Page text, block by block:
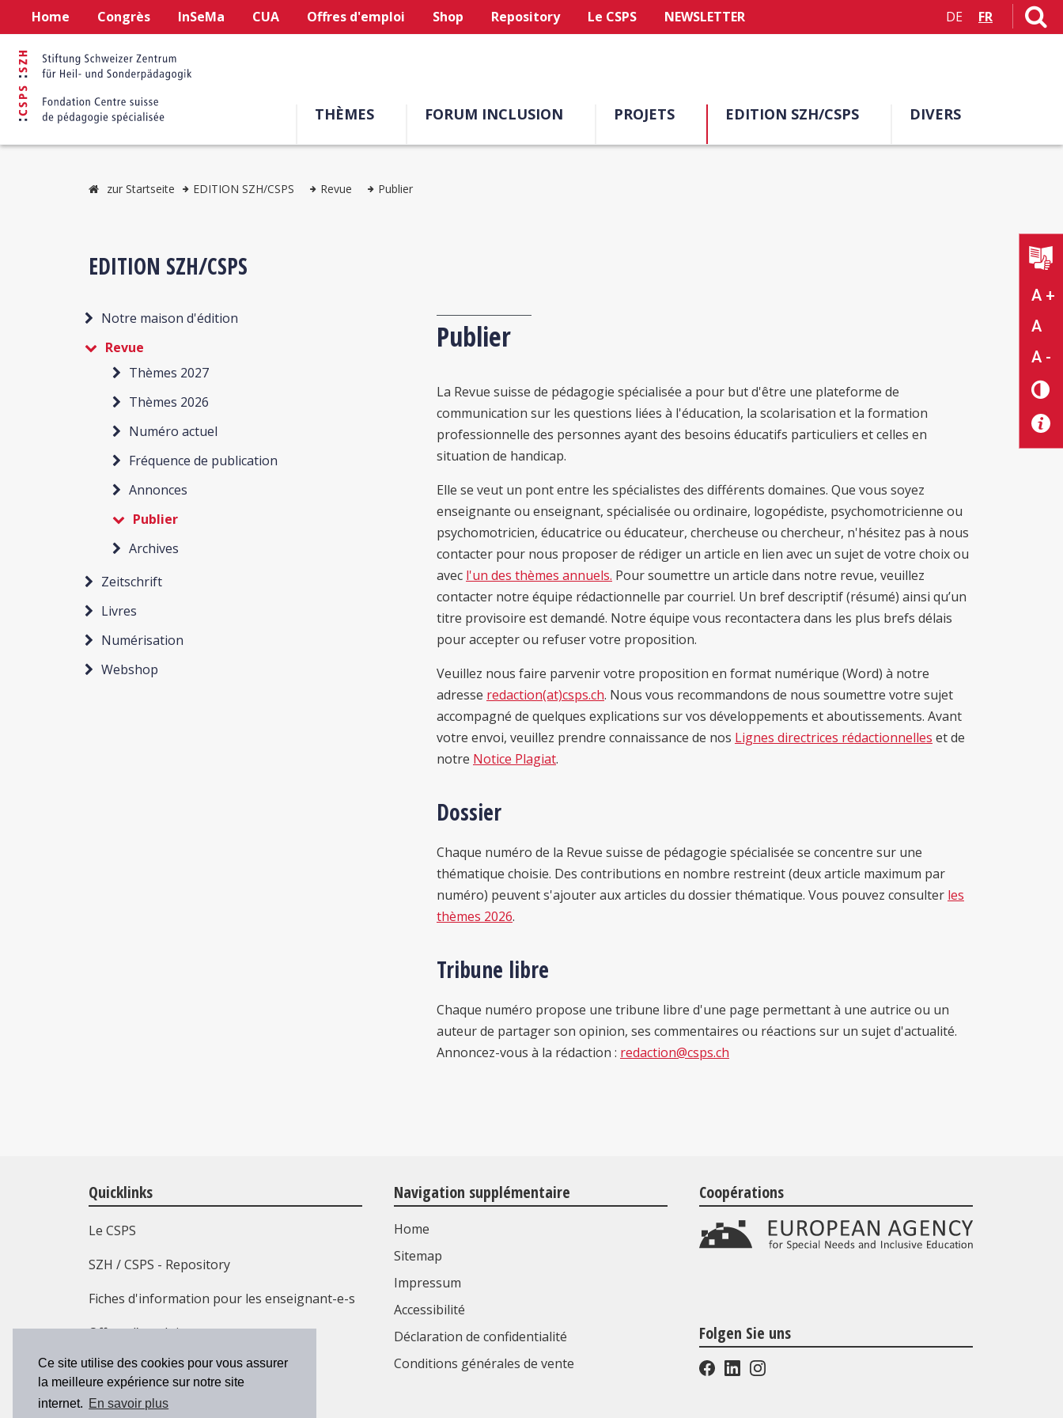
Ce site utilise des cookies pour vous assurer
la meilleure expérience sur notre site
internet. En savoir plus
Home Congrès InSeMa CUA Offres d'emploi Shop Repository Le CSPS NEWSLETTER DE FR
THÈMES FORUM INCLUSION PROJETS EDITION SZH/CSPS DIVERS
A +
A
A -
zur Startseite EDITION SZH/CSPS Revue Publier
EDITION SZH/CSPS
Notre maison d'édition
Revue
Thèmes 2027
Thèmes 2026
Numéro actuel
Fréquence de publication
Annonces
Publier
Archives
Zeitschrift
Livres
Numérisation
Webshop
Publier
La Revue suisse de pédagogie spécialisée a pour but d'être une plateforme de
communication sur les questions liées à l'éducation, la scolarisation et la formation
professionnelle des personnes ayant des besoins éducatifs particuliers et celles en
situation de handicap.
Elle se veut un pont entre les spécialistes des différents domaines. Que vous soyez
enseignante ou enseignant, spécialisée ou ordinaire, logopédiste, psychomotricienne ou
psychomotricien, éducatrice ou éducateur, chercheuse ou chercheur, n'hésitez pas à nous
contacter pour nous proposer de rédiger un article en lien avec un sujet de votre choix ou
avec l'un des thèmes annuels. Pour soumettre un article dans notre revue, veuillez
contacter notre équipe rédactionnelle par courriel. Un bref descriptif (résumé) ainsi qu’un
titre provisoire est demandé. Notre équipe vous recontactera dans les plus brefs délais
pour accepter ou refuser votre proposition.
Veuillez nous faire parvenir votre proposition en format numérique (Word) à notre
adresse redaction(at)csps.ch. Nous vous recommandons de nous soumettre votre sujet
accompagné de quelques explications sur vos développements et aboutissements. Avant
votre envoi, veuillez prendre connaissance de nos Lignes directrices rédactionnelles et de
notre Notice Plagiat.
Dossier
Chaque numéro de la Revue suisse de pédagogie spécialisée se concentre sur une
thématique choisie. Des contributions en nombre restreint (deux article maximum par
numéro) peuvent s'ajouter aux articles du dossier thématique. Vous pouvez consulter les
thèmes 2026.
Tribune libre
Chaque numéro propose une tribune libre d'une page permettant à une autrice ou un
auteur de partager son opinion, ses commentaires ou réactions sur un sujet d'actualité.
Annoncez-vous à la rédaction : redaction@csps.ch
Quicklinks
Le CSPS
SZH / CSPS - Repository
Fiches d'information pour les enseignant-e-s
Offres d’emploi
Formation continue
Contact
Navigation supplémentaire
Home
Sitemap
Impressum
Accessibilité
Déclaration de confidentialité
Conditions générales de vente
Coopérations
Folgen Sie uns